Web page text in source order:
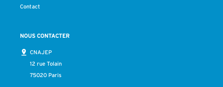
Contact
NOUS CONTACTER
CNAJEP
12 rue Tolain
75020 Paris